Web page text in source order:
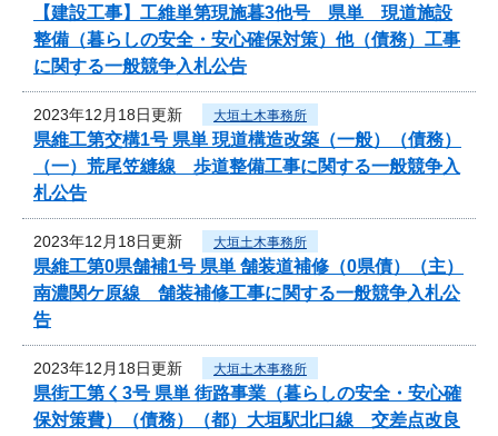
【建設工事】工維単第現施暮3他号 県単 現道施設
整備（暮らしの安全・安心確保対策）他（債務）工事
に関する一般競争入札公告
2023年12月18日更新 大垣土木事務所
県維工第交構1号 県単 現道構造改築（一般）（債務）
（一）荒尾笠縫線 歩道整備工事に関する一般競争入
札公告
2023年12月18日更新 大垣土木事務所
県維工第0県舗補1号 県単 舗装道補修（0県債）（主）
南濃関ケ原線 舗装補修工事に関する一般競争入札公
告
2023年12月18日更新 大垣土木事務所
県街工第く3号 県単 街路事業（暮らしの安全・安心確
保対策費）（債務）（都）大垣駅北口線 交差点改良